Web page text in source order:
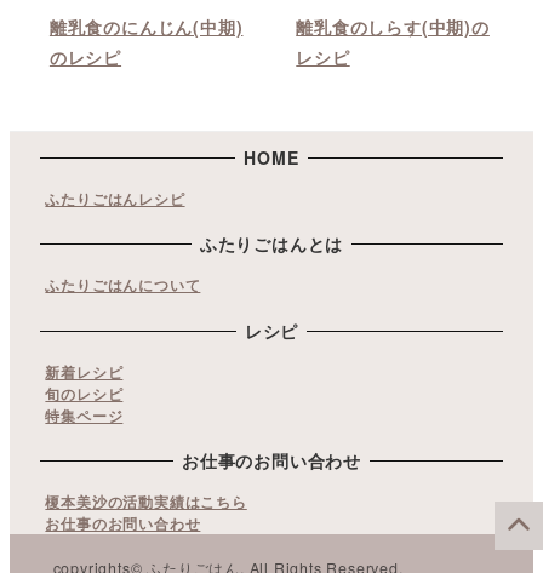
離乳食のにんじん(中期)
のレシピ
離乳食のしらす(中期)の
レシピ
HOME
ふたりごはんレシピ
ふたりごはんとは
ふたりごはんについて
レシピ
新着レシピ
旬のレシピ
特集ページ
お仕事のお問い合わせ
榎本美沙の活動実績はこちら
お仕事のお問い合わせ
copyrights© ふたりごはん. All Rights Reserved.